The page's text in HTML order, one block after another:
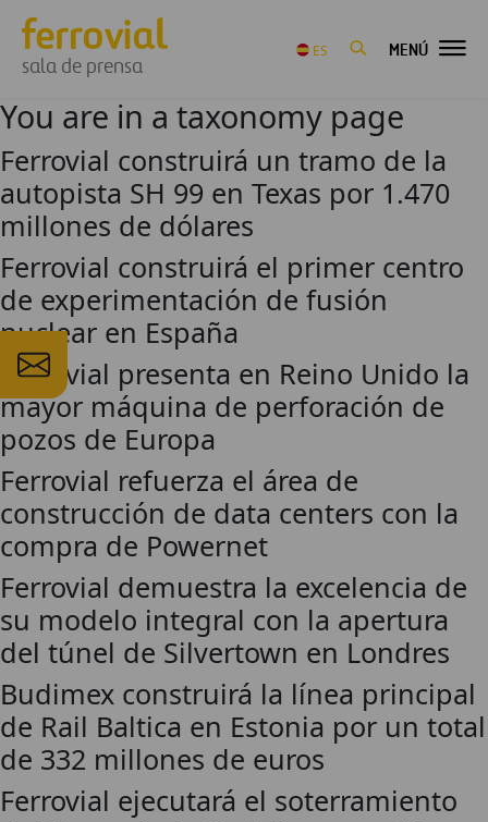
sala de prensa
ES MENÚ
You are in a taxonomy page
Ferrovial construirá un tramo de la
autopista SH 99 en Texas por 1.470
millones de dólares
Ferrovial construirá el primer centro
de experimentación de fusión
nuclear en España
Ferrovial presenta en Reino Unido la
mayor máquina de perforación de
pozos de Europa
Ferrovial refuerza el área de
construcción de data centers con la
compra de Powernet
Ferrovial demuestra la excelencia de
su modelo integral con la apertura
del túnel de Silvertown en Londres
Budimex construirá la línea principal
de Rail Baltica en Estonia por un total
de 332 millones de euros
Ferrovial ejecutará el soterramiento